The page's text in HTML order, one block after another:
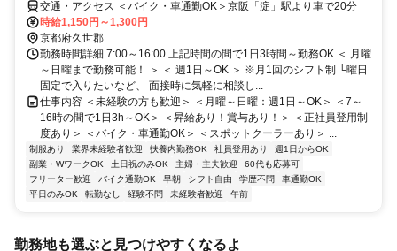
交通・アクセス ＜バイク・車通勤OK＞京阪「淀」駅より車で20分
時給1,150円～1,300円
京都府久世郡
勤務時間詳細 7:00～16:00 上記時間の間で1日3時間～勤務OK ＜ 月曜
～日曜まで勤務可能！ ＞ ＜ 週1日～OK ＞ ※月1回のシフト制 └曜日
固定で入りたいなど、 面接時に気軽に相談し...
仕事内容 ＜未経験の方も歓迎＞ ＜月曜～日曜：週1日～OK＞ ＜7～
16時の間で1日3h～OK＞ ＜昇給あり！賞与あり！＞ ＜正社員登用制
度あり＞ ＜バイク・車通勤OK＞ ＜スポットクーラーあり＞ ...
制服あり 業界未経験者歓迎 扶養内勤務OK 社員登用あり
週1日からOK
副業・WワークOK
土日祝のみOK 主婦・主夫歓迎
60代も応募可
フリーター歓迎
バイク通勤OK 早朝 シフト自由 学歴不問
車通勤OK
平日のみOK
転勤なし 経験不問 未経験者歓迎 午前
勤務地も選ぶと見つけやすくなるよ